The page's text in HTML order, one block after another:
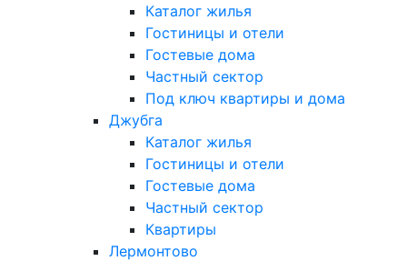
Каталог жилья
Гостиницы и отели
Гостевые дома
Частный сектор
Под ключ квартиры и дома
Джубга
Каталог жилья
Гостиницы и отели
Гостевые дома
Частный сектор
Квартиры
Лермонтово